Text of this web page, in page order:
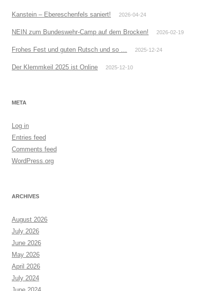
Kanstein – Ebereschenfels saniert! 2026-04-24
NEIN zum Bundeswehr-Camp auf dem Brocken! 2026-02-19
Frohes Fest und guten Rutsch und so … 2025-12-24
Der Klemmkeil 2025 ist Online 2025-12-10
META
Log in
Entries feed
Comments feed
WordPress.org
ARCHIVES
August 2026
July 2026
June 2026
May 2026
April 2026
July 2024